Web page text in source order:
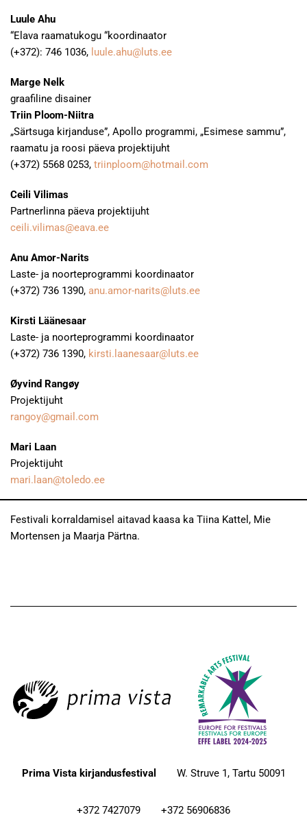
Luule Ahu
“Elava raamatukogu “koordinaator
(+372): 746 1036, luule.ahu@luts.ee
Marge Nelk
graafiline disainer
Triin Ploom-Niitra
„Särtsuga kirjanduse”, Apollo programmi, „Esimese sammu”,
raamatu ja roosi päeva projektijuht
(+372) 5568 0253, triinploom@hotmail.com
Ceili Vilimas
Partnerlinna päeva projektijuht
ceili.vilimas@eava.ee
Anu Amor-Narits
Laste- ja noorteprogrammi koordinaator
(+372) 736 1390, anu.amor-narits@luts.ee
Kirsti Läänesaar
Laste- ja noorteprogrammi koordinaator
(+372) 736 1390, kirsti.laanesaar@luts.ee
Øyvind Rangøy
Projektijuht
rangoy@gmail.com
Mari Laan
Projektijuht
mari.laan@toledo.ee
Festivali korraldamisel aitavad kaasa ka Tiina Kattel, Mie
Mortensen ja Maarja Pärtna.
Prima Vista kirjandusfestival W. Struve 1, Tartu 50091
+372 7427079 +372 56906836